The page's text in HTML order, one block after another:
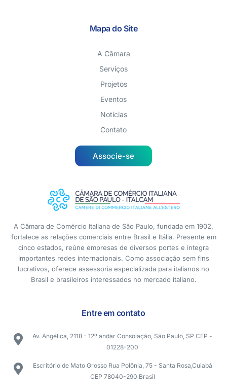
Mapa do Site
A Câmara
Serviços
Projetos
Eventos
Notícias
Contato
Associe-se
A Câmara de Comércio Italiana de São Paulo, fundada em 1902,
fortalece as relações comerciais entre Brasil e Itália. Presente em
cinco estados, reúne empresas de diversos portes e integra
importantes redes internacionais. Como associação sem fins
lucrativos, oferece assessoria especializada para italianos no
Brasil e brasileiros interessados no mercado italiano.
Entre em contato
Av. Angélica, 2118 - 12º andar Consolação, São Paulo, SP CEP -
01228-200
Escritório de Mato Grosso Rua Polônia, 75 - Santa Rosa,Cuiabá
CEP 78040-290 Brasil